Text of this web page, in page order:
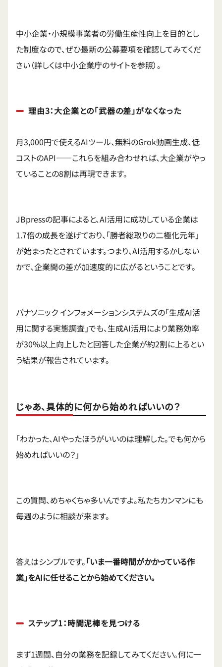
中小企業・小規模事業者の労働生産性向上を目的とし
た制度なので、ぜひ最新の公募要項を確認してみてくだ
さい（詳しくは中小企業庁のサイトを参照）。
理由3：大企業との「武器の差」がなくなった
月3,000円で使えるAIツール、無料のGrok動画生成、低
コストのAPI——これらを組み合わせれば、大企業がやっ
ていることの8割は再現できます。
JBpressの記事によると、AI活用に成功している企業は
1.7倍の成長を遂げており、「勝者総取りの二極化元年」
が始まったとされています。つまり、AI活用するかしない
かで、企業間の差が加速度的に広がるということです。
パナソニック インフォメーションシステムズの「生成AI活
用に関する実態調査」でも、生成AI活用により業務効率
が30%以上向上したと回答した企業が約2割に上るとい
う結果が報告されています。
じゃあ、具体的に何から始めればいいの？
「わかった、AIやったほうがいいのは理解した。でも何から
始めればいいの？」
この質問、めちゃくちゃ多いんですよ。私たちカンマンにも
毎週のように相談が来ます。
答えはシンプルです。「いま一番時間がかかっている作
業」をAIに任せることから始めてください。
ステップ1：時間泥棒を見つける
まず1週間、自分の業務を記録してみてください。何に一